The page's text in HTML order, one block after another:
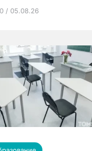
/ 05.08.26